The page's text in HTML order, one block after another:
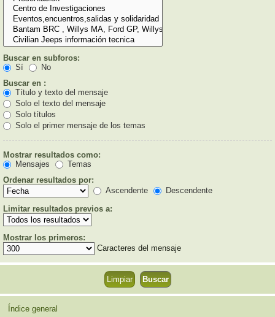
Buscar en subforos:
Sí
No
Buscar en :
Título y texto del mensaje
Solo el texto del mensaje
Solo títulos
Solo el primer mensaje de los temas
Mostrar resultados como:
Mensajes
Temas
Ordenar resultados por:
Ascendente
Descendente
Limitar resultados previos a:
Mostrar los primeros:
Caracteres del mensaje
Índice general